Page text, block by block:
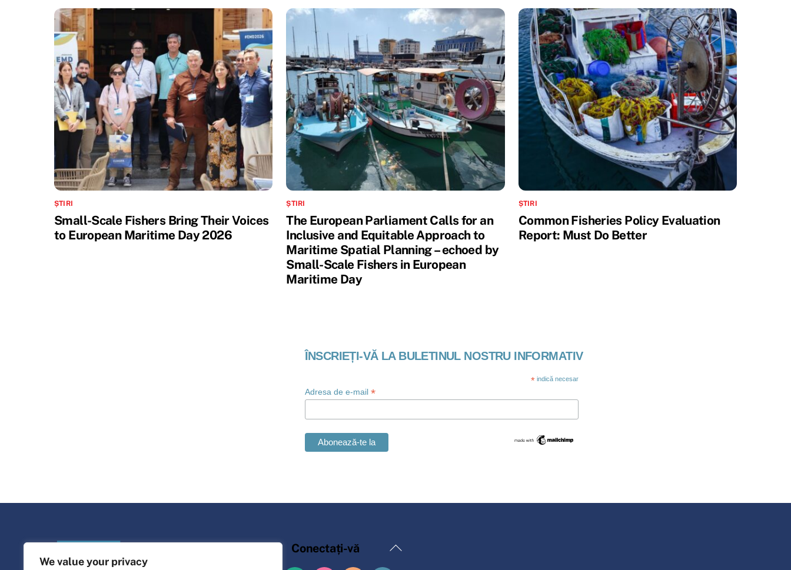
We value your privacy
ȘTIRI
Small-Scale Fishers Bring Their Voices
to European Maritime Day 2026
ȘTIRI
The European Parliament Calls for an
Inclusive and Equitable Approach to
Maritime Spatial Planning – echoed by
Small-Scale Fishers in European
Maritime Day
ȘTIRI
Common Fisheries Policy Evaluation
Report: Must Do Better
ÎNSCRIEȚI-VĂ LA BULETINUL NOSTRU INFORMATIV
* indică necesar
Adresa de e-mail *
Înapoi
Conectați-vă